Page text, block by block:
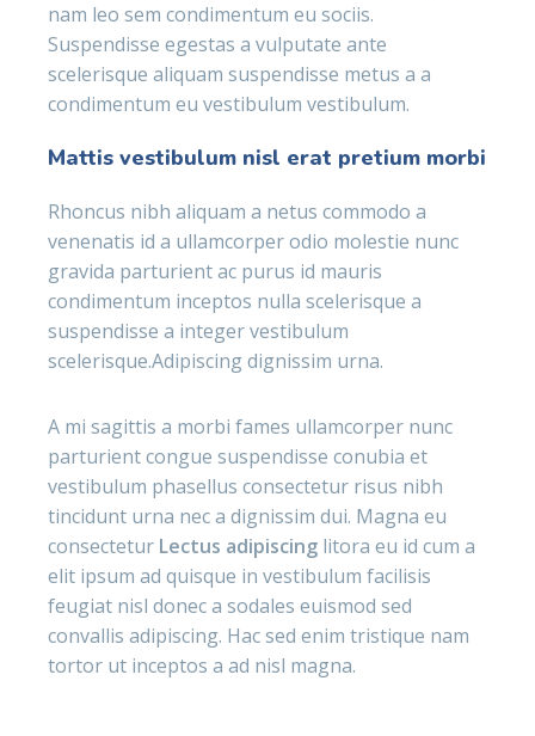
nam leo sem condimentum eu sociis.
Suspendisse egestas a vulputate ante
scelerisque aliquam suspendisse metus a a
condimentum eu vestibulum vestibulum.
Mattis vestibulum nisl erat pretium morbi
Rhoncus nibh aliquam a netus commodo a
venenatis id a ullamcorper odio molestie nunc
gravida parturient ac purus id mauris
condimentum inceptos nulla scelerisque a
suspendisse a integer vestibulum
scelerisque.Adipiscing dignissim urna.
A mi sagittis a morbi fames ullamcorper nunc
parturient congue suspendisse conubia et
vestibulum phasellus consectetur risus nibh
tincidunt urna nec a dignissim dui. Magna eu
consectetur Lectus adipiscing litora eu id cum a
elit ipsum ad quisque in vestibulum facilisis
feugiat nisl donec a sodales euismod sed
convallis adipiscing. Hac sed enim tristique nam
tortor ut inceptos a ad nisl magna.